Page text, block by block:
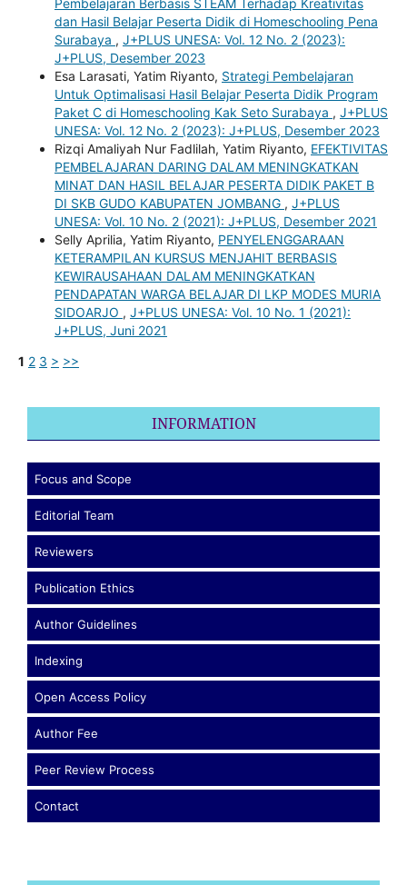
dan Hasil Belajar Peserta Didik di Homeschooling Pena
Surabaya , J+PLUS UNESA: Vol. 12 No. 2 (2023):
J+PLUS, Desember 2023
Esa Larasati, Yatim Riyanto, Strategi Pembelajaran
Untuk Optimalisasi Hasil Belajar Peserta Didik Program
Paket C di Homeschooling Kak Seto Surabaya , J+PLUS
UNESA: Vol. 12 No. 2 (2023): J+PLUS, Desember 2023
Rizqi Amaliyah Nur Fadlilah, Yatim Riyanto, EFEKTIVITAS
PEMBELAJARAN DARING DALAM MENINGKATKAN
MINAT DAN HASIL BELAJAR PESERTA DIDIK PAKET B
DI SKB GUDO KABUPATEN JOMBANG , J+PLUS
UNESA: Vol. 10 No. 2 (2021): J+PLUS, Desember 2021
Selly Aprilia, Yatim Riyanto, PENYELENGGARAAN
KETERAMPILAN KURSUS MENJAHIT BERBASIS
KEWIRAUSAHAAN DALAM MENINGKATKAN
PENDAPATAN WARGA BELAJAR DI LKP MODES MURIA
SIDOARJO , J+PLUS UNESA: Vol. 10 No. 1 (2021):
J+PLUS, Juni 2021
1 2 3 > >>
INFORMATION
Focus and Scope
Editorial Team
Reviewers
Publication Ethics
Author Guidelines
Indexing
Open Access Policy
Author Fee
Peer Review Process
Contact